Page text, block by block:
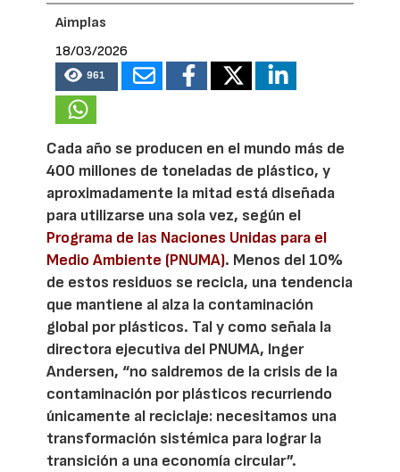
Aimplas
18/03/2026
961
Cada año se producen en el mundo más de
400 millones de toneladas de plástico, y
aproximadamente la mitad está diseñada
para utilizarse una sola vez, según el
Programa de las Naciones Unidas para el
Medio Ambiente (PNUMA). Menos del 10%
de estos residuos se recicla, una tendencia
que mantiene al alza la contaminación
global por plásticos. Tal y como señala la
directora ejecutiva del PNUMA, Inger
Andersen, “no saldremos de la crisis de la
contaminación por plásticos recurriendo
únicamente al reciclaje: necesitamos una
transformación sistémica para lograr la
transición a una economía circular”.